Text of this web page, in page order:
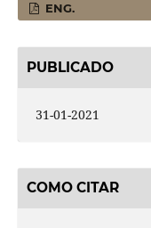
ENG.
PUBLICADO
31-01-2021
COMO CITAR